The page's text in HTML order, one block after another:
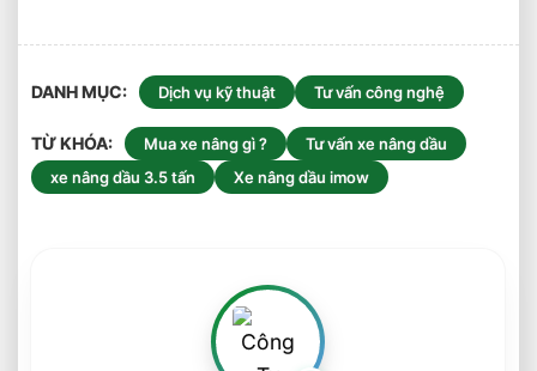
DANH MỤC Dịch vụ kỹ thuật Tư vấn công nghệ
TỪ KHÓA Mua xe nâng gì ?
Tư vấn xe nâng dầu
xe nâng dầu 3.5 tấn
Xe nâng dầu imow